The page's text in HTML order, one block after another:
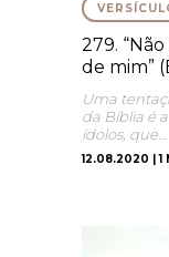
279.
de mim”
Uma
da Bíblia é
ídolos, que…
12.08.2020 | 1